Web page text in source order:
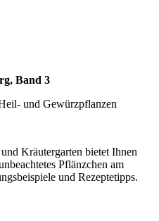
Band 3
und Gewürzpflanzen
Kräutergarten bietet Ihnen
Pflänzchen am
und Rezeptetipps.